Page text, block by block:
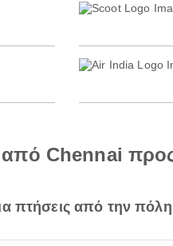
από Chennai
πτήσεις από την